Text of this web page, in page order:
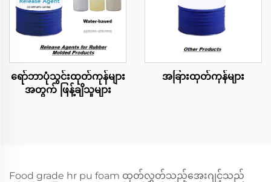
ရော်ဘာပုံသွင်းထုတ်ကုန်များ
အတွက် ဖြန့်ချိသူများ
အခြားထုတ်ကုန်များ
Food grade hr pu foam ထုတ်လွှတ်သည့်အေးဂျင့်သည်